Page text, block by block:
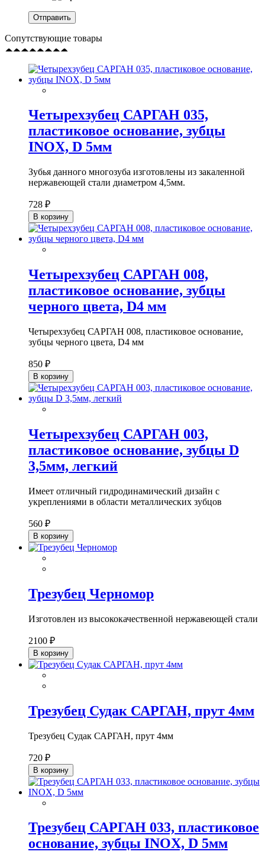
Сопутствующие товары
Четырехзубец САРГАН 035,
пластиковое основание, зубцы
INOX, D 5мм
Зубья данного многозуба изготовлены из закаленной
нержавеющей стали диаметром 4,5мм.
728 ₽
В корзину
Четырехзубец САРГАН 008,
пластиковое основание, зубцы
черного цвета, D4 мм
Четырехзубец САРГАН 008, пластиковое основание,
зубцы черного цвета, D4 мм
850 ₽
В корзину
Четырехзубец САРГАН 003,
пластиковое основание, зубцы D
3,5мм, легкий
Имеет отличный гидродинамический дизайн с
укреплениями в области металлических зубцов
560 ₽
В корзину
Трезубец Черномор
Изготовлен из высококачественной нержавеющей стали
2100 ₽
В корзину
Трезубец Судак САРГАН, прут 4мм
Трезубец Судак САРГАН, прут 4мм
720 ₽
В корзину
Трезубец САРГАН 033, пластиковое
основание, зубцы INOX, D 5мм